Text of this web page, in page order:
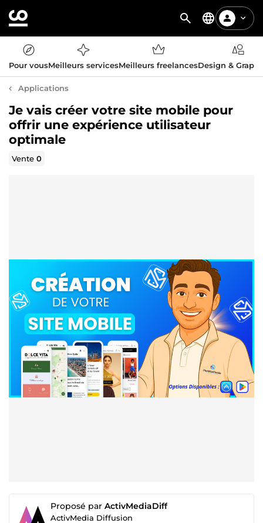
Pour vousMeilleurs servicesMeilleurs freelancesDesign &
Applications
Je vais créer votre site mobile pour
offrir une expérience utilisateur
optimale
Vente0
Proposé par ActivMediaDiff
ActivMedia Diffusion